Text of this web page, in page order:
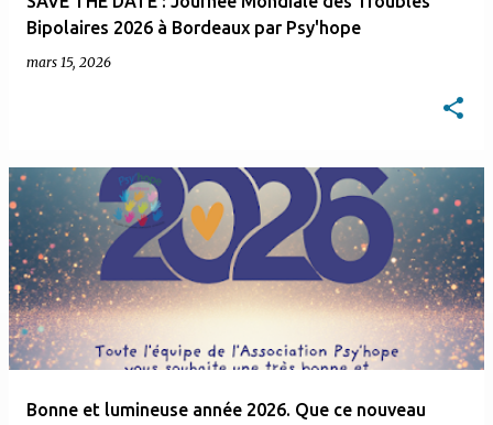
Bipolaires 2026 à Bordeaux par Psy'hope
mars 15, 2026
Bonne et lumineuse année 2026. Que ce nouveau